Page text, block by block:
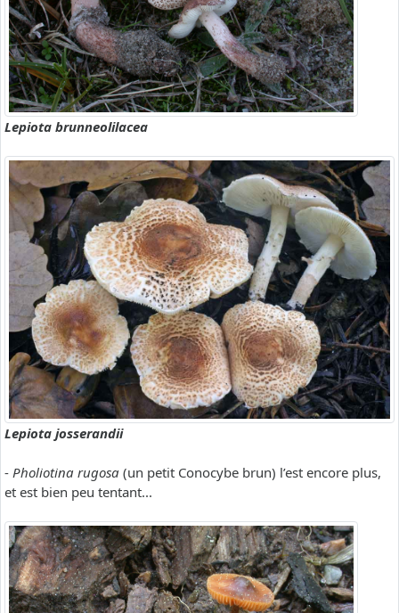
Lepiota brunneolilacea
Lepiota josserandii
- Pholiotina rugosa (un petit Conocybe brun) l’est encore plus,
et est bien peu tentant...